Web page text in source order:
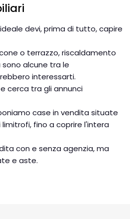
devi, prima di tutto, capire
o terrazzo, riscaldamento
alcune tra le
interessarti.
cerca tra gli annunci
case in vendita situate
fino a coprire l'intera
con e senza agenzia, ma
e aste.